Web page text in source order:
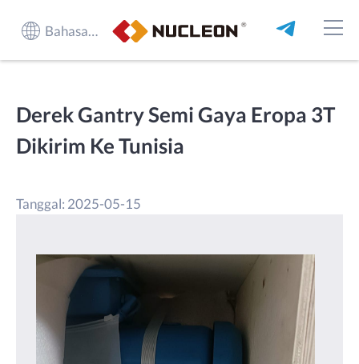
Bahasa Indonesia
Derek Gantry Semi Gaya Eropa 3T
Dikirim Ke Tunisia
Tanggal: 2025-05-15